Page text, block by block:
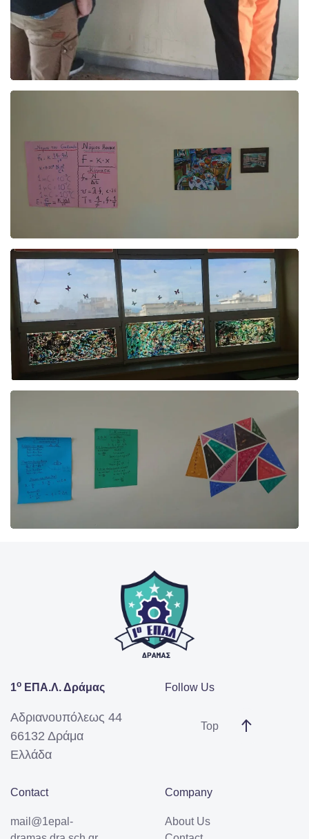
1ο ΕΠΑ.Λ. Δράμας
Αδριανουπόλεως 44
66132 Δράμα
Ελλάδα
Follow Us
Top
Contact
mail@1epal-
Company
About Us